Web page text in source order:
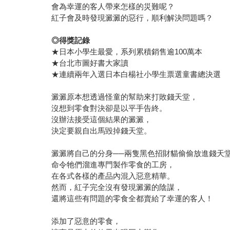
會為幸運的客人帶來怎樣的災難呢？
紅子會及時發現澱澱的惡行，順利解決問題嗎？
◎得獎記錄
★日本小學生最愛，系列累積銷售逾100萬本
★台北市圖好書大家讀
★連續兩年入選日本白楊社小學生票選童書總決選
澱澱原本想透過怪童的幫助來打敗錢天堂，
沒想到零食對決卻是以平手告終。
沒辦法接受這個結果的澱澱，
決定要親自出馬毀掉錢天堂。
澱澱將自己的分身──兩隻黑色招財貓偷偷放進錢天
命令牠們溜進專門製作零食的工房，
在各式各樣的產品內混入惡意精華。
然而，紅子完全沒有發現澱澱的陰謀，
還將這些有問題的零食全都賣給了幸運的客人！
添加了惡意的零食，